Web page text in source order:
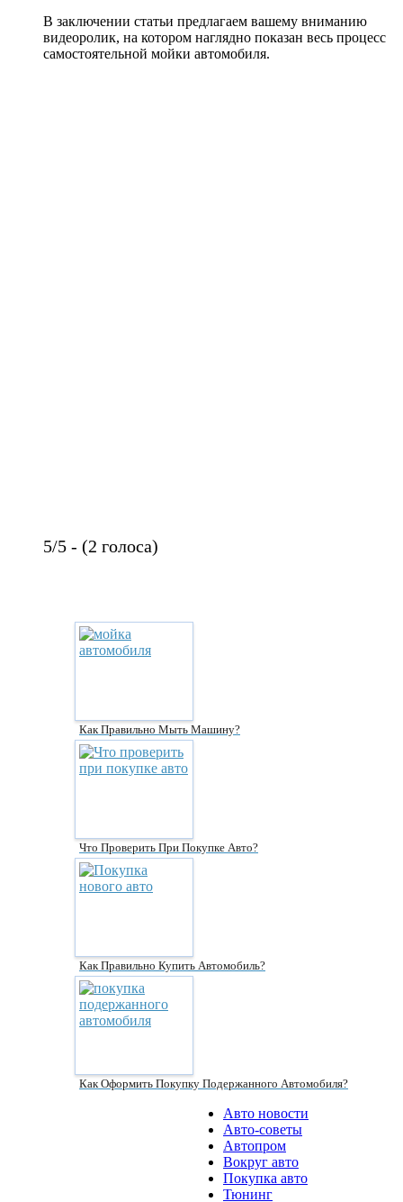
В заключении статьи предлагаем вашему вниманию
видеоролик, на котором наглядно показан весь процесс
самостоятельной мойки автомобиля.
5/5 - (2 голоса)
Как Правильно Мыть Машину?
Что Проверить При Покупке Авто?
Как Правильно Купить Автомобиль?
Как Оформить Покупку Подержанного Автомобиля?
Авто новости
Авто-советы
Автопром
Вокруг авто
Покупка авто
Тюнинг